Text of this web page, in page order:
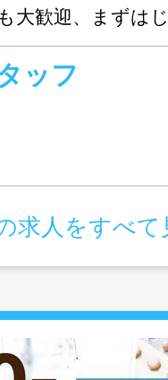
大歓迎、まずは
い。
ッフ
求人をすべて